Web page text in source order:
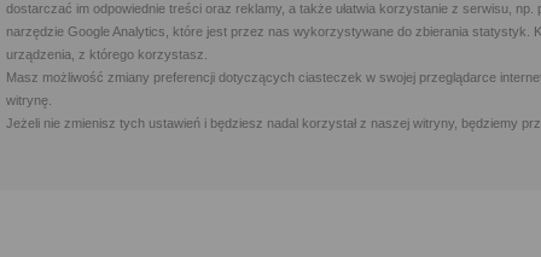
dostarczać im odpowiednie treści oraz reklamy, a także ułatwia korzystanie z serwisu,
narzędzie Google Analytics, które jest przez nas wykorzystywane do zbierania statystyk.
urządzenia, z którego korzystasz.
Masz możliwość zmiany preferencji dotyczących ciasteczek w swojej przeglądarce
witrynę.
Jeżeli nie zmienisz tych ustawień i będziesz nadal korzystał z naszej witryny, będziemy